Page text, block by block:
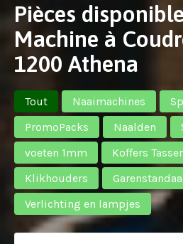
Pièces
Machine à
1200 Athena
Tout Naaimachines
PromoPacks
Naalden
voeten 1mm
Koffers
Klikhouders
Verlichting en lampjes